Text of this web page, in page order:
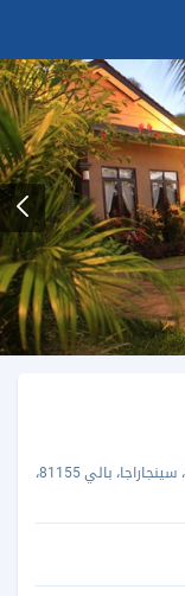
شارع راية جيليمانوك، سينجاراجا، بيموتيران، جروكجاك، سينجاراجا، بالي 81155،